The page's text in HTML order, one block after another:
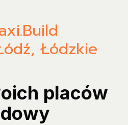
Łódzkie
placów